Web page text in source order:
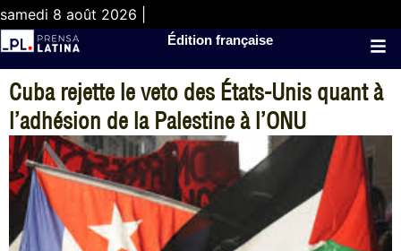
samedi 8 août 2026 |
Édition française
Cuba rejette le veto des États-Unis quant à
l’adhésion de la Palestine à l’ONU